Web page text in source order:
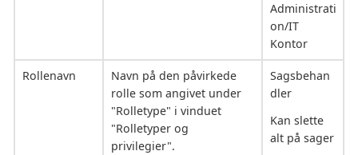
Administrati
on/IT
Kontor
Rollenavn
Navn på den påvirkede
rolle som angivet under
"Rolletype" i vinduet
"Rolletyper og
privilegier".
Sagsbehan
dler
Kan slette
alt på sager